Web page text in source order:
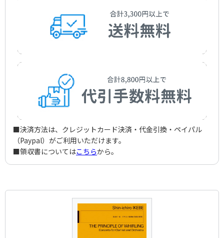
■決済方法は、クレジットカード決済・代金引換・ペイパル
（Paypal）がご利用いただけます。
■領収書についてはこちらから。